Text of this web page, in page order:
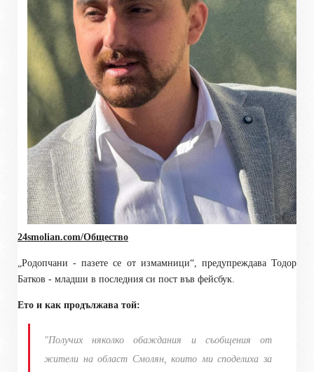
24smolian.com/Общество
„Родопчани - пазете се от измамници“, предупреждава Тодор
Батков - младши в последния си пост във фейсбук.
Ето и как продължава той:
"Получих няколко обаждания и съобщения от
жители на област Смолян, които ми споделиха за